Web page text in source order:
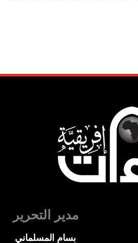
مدير التحرير
بسام المسلماني